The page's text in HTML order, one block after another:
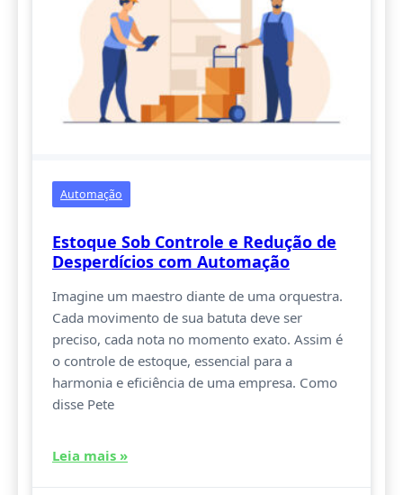
Automação
Estoque Sob Controle e Redução de
Desperdícios com Automação
Imagine um maestro diante de uma orquestra.
Cada movimento de sua batuta deve ser
preciso, cada nota no momento exato. Assim é
o controle de estoque, essencial para a
harmonia e eficiência de uma empresa. Como
disse Pete
Leia mais »